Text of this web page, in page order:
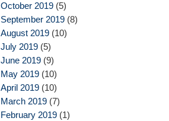
October 2019(5)
September 2019(8)
August 2019(10)
July 2019(5)
June 2019(9)
May 2019(10)
April 2019(10)
March 2019(7)
February 2019(1)